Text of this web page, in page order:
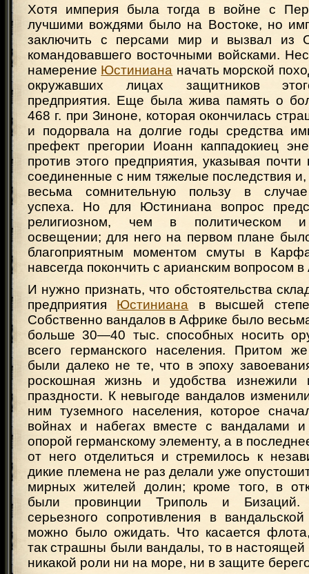
Хотя империя была тогда в войне с
лучшими вождями было на Востоке, но
заключить с персами мир и вызвал из
командовавшего восточными войсками.
намерение Юстиниана начать морской
окружавших лицах защитников
предприятия. Еще была жива память о
468 г. при Зиноне, которая окончилась
и подорвала на долгие годы средства
префект прегории Иоанн каппадокиец
против этого предприятия, указывая
соединенные с ним тяжелые последствия и,
весьма сомнительную пользу в случае
успеха. Но для Юстиниана вопрос
религиозном, чем в политическом и
освещении; для него на первом плане
благоприятным моментом смуты в
навсегда покончить с арианским вопросом
И нужно признать, что обстоятельства
предприятия Юстиниана в высшей
Собственно вандалов в Африке было
больше 30—40 тыс. способных носить
всего германского населения. Притом
были далеко не те, что в эпоху
роскошная жизнь и удобства
праздности. К невыгоде вандалов
ним туземного населения, которое
войнах и набегах вместе с вандалами
опорой германскому элементу, а в
от него отделиться и стремилось к
дикие племена не раз делали уже
мирных жителей долин; кроме того, в
были провинции Триполь и Бизаций.
серьезного сопротивления в
можно было ожидать. Что касается
так страшны были вандалы, то в настоящей
никакой роли ни на море, ни в защите